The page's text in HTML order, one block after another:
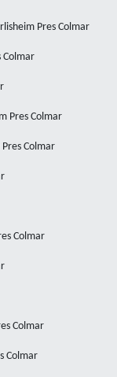
Pres Colmar
Colmar
Pres Colmar
Colmar
Colmar
Colmar
Colmar